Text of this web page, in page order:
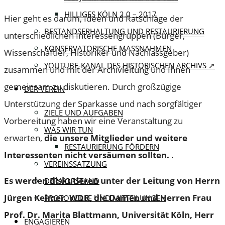
HILLIGES KÖLN 2.0 – 2017
BESTANDSERHALTUNG UND RESTAURIERUNG
KONSERVATORISCHE MASSNAHMEN
YOUTUBE-KANAL DES HISTORISCHEN ARCHIVS ↗
DER VEREIN
ZIELE UND AUFGABEN
WAS WIR TUN
RESTAURIERUNG FÖRDERN
VEREINSSATZUNG
DER VORSTAND
PROTOKOLLE UND MITTEILUNGEN
ENGAGIEREN
Hier geht es darum, Ideen und Ratschläge der
unterschiedlichen Interessengruppen (Bürger,
Wissenschaftler, Historiker und Nachlassgeber)
zusammen und mit der Archivleitung und Ihnen
gemeinsam zu diskutieren. Durch großzügige
Unterstützung der Sparkasse und nach sorgfältiger
Vorbereitung haben wir eine Veranstaltung zu
erwarten, die unsere Mitglieder und weitere
Interessenten nicht versäumen sollten. .
Es werden diskutieren unter der Leitung von Herrn
Jürgen Keimer, WDR, die Damen und Herren Frau
Prof. Dr. Marita Blattmann, Universität Köln, Herr